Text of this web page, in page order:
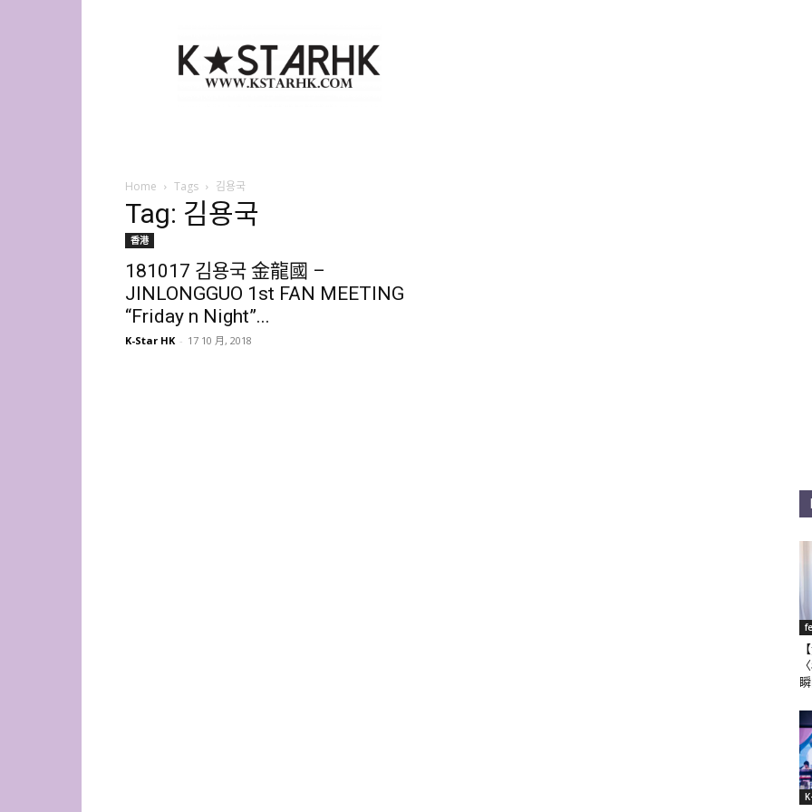
Star
HK
Home Tags 김용국
Tag: 김용국
香港
181017 김용국 金龍國 –
JINLONGGUO 1st FAN MEETING
“Friday n Night”...
K-Star HK - 17 10 月, 2018